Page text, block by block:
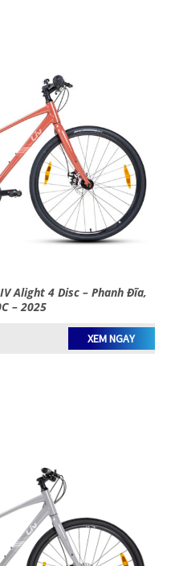
Alight 4 Disc – Phanh Đĩa,
– 2025
XEM NGAY